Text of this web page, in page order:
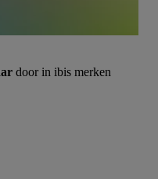
door in ibis merken